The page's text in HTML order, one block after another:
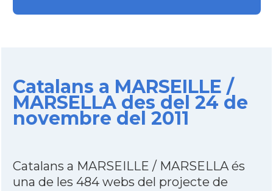
Catalans a MARSEILLE /
MARSELLA des del 24 de
novembre del 2011
Catalans a MARSEILLE / MARSELLA és
una de les 484 webs del projecte de